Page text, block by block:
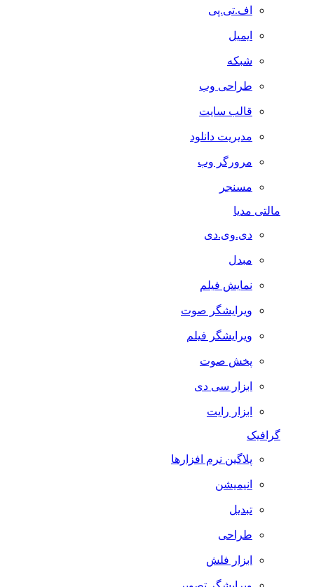
اف.تی.پی
ایمیل
شبکه
طراحی وب
قالب سایت
مدیریت دانلود
مرورگر وب
مسنجر
مالتی مدیا
دی.وی.دی
مبدل
نمایش فیلم
ویرایشگر صوت
ویرایشگر فیلم
پخش صوت
ابزار سی دی
ابزار رایت
گرافیک
پلاگین نرم افزارها
انیمیشن
تبدیل
طراحی
ابزار فلش